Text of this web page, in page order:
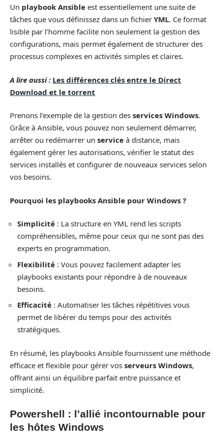
Un playbook Ansible est essentiellement une suite de
tâches que vous définissez dans un fichier YML. Ce format
lisible par l’homme facilite non seulement la gestion des
configurations, mais permet également de structurer des
processus complexes en activités simples et claires.
A lire aussi : Les différences clés entre le Direct
Download et le torrent
Prenons l’exemple de la gestion des services Windows.
Grâce à Ansible, vous pouvez non seulement démarrer,
arrêter ou redémarrer un service à distance, mais
également gérer les autorisations, vérifier le statut des
services installés et configurer de nouveaux services selon
vos besoins.
Pourquoi les playbooks Ansible pour Windows ?
Simplicité : La structure en YML rend les scripts
compréhensibles, même pour ceux qui ne sont pas des
experts en programmation.
Flexibilité : Vous pouvez facilement adapter les
playbooks existants pour répondre à de nouveaux
besoins.
Efficacité : Automatiser les tâches répétitives vous
permet de libérer du temps pour des activités
stratégiques.
En résumé, les playbooks Ansible fournissent une méthode
efficace et flexible pour gérer vos serveurs Windows,
offrant ainsi un équilibre parfait entre puissance et
simplicité.
Powershell : l’allié incontournable pour
les hôtes Windows